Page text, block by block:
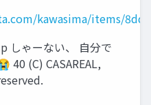
kawasima/items/
しゃーない、 ⾃分で
40 (C) CASAREAL,